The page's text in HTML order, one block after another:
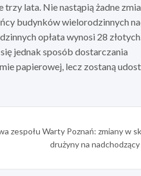
lata. Nie nastąpią żadne
budynków wielorodzinnych
opłata wynosi 28
jednak sposób dostarczania
papierowej, lecz zostaną
zespołu Warty Poznań: zmiany w
drużyny na